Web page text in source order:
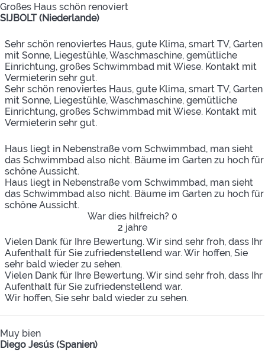
Großes Haus schön renoviert
SIJBOLT (Niederlande)
Sehr schön renoviertes Haus, gute Klima, smart TV, Garten
mit Sonne, Liegestühle, Waschmaschine, gemütliche
Einrichtung, großes Schwimmbad mit Wiese. Kontakt mit
Vermieterin sehr gut.
Sehr schön renoviertes Haus, gute Klima, smart TV, Garten
mit Sonne, Liegestühle, Waschmaschine, gemütliche
Einrichtung, großes Schwimmbad mit Wiese. Kontakt mit
Vermieterin sehr gut.
Haus liegt in Nebenstraße vom Schwimmbad, man sieht
das Schwimmbad also nicht. Bäume im Garten zu hoch für
schöne Aussicht.
Haus liegt in Nebenstraße vom Schwimmbad, man sieht
das Schwimmbad also nicht. Bäume im Garten zu hoch für
schöne Aussicht.
War dies hilfreich? 0
2 jahre
Vielen Dank für Ihre Bewertung. Wir sind sehr froh, dass Ihr
Aufenthalt für Sie zufriedenstellend war. Wir hoffen, Sie
sehr bald wieder zu sehen.
Vielen Dank für Ihre Bewertung. Wir sind sehr froh, dass Ihr
Aufenthalt für Sie zufriedenstellend war.
Wir hoffen, Sie sehr bald wieder zu sehen.
Muy bien
Diego Jesús (Spanien)